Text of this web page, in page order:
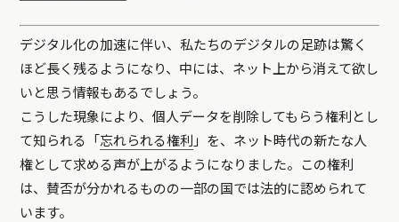
デジタル化の加速に伴い、私たちのデジタルの足跡は驚く
ほど長く残るようになり、中には、ネット上から消えて欲し
いと思う情報もあるでしょう。
こうした現象により、個人データを削除してもらう権利とし
て知られる「 忘れられる権利 」を、ネット時代の新たな人
権として求める声が上がるようになりました。この権利
は、賛否が分かれるものの一部の国では法的に認められて
います。